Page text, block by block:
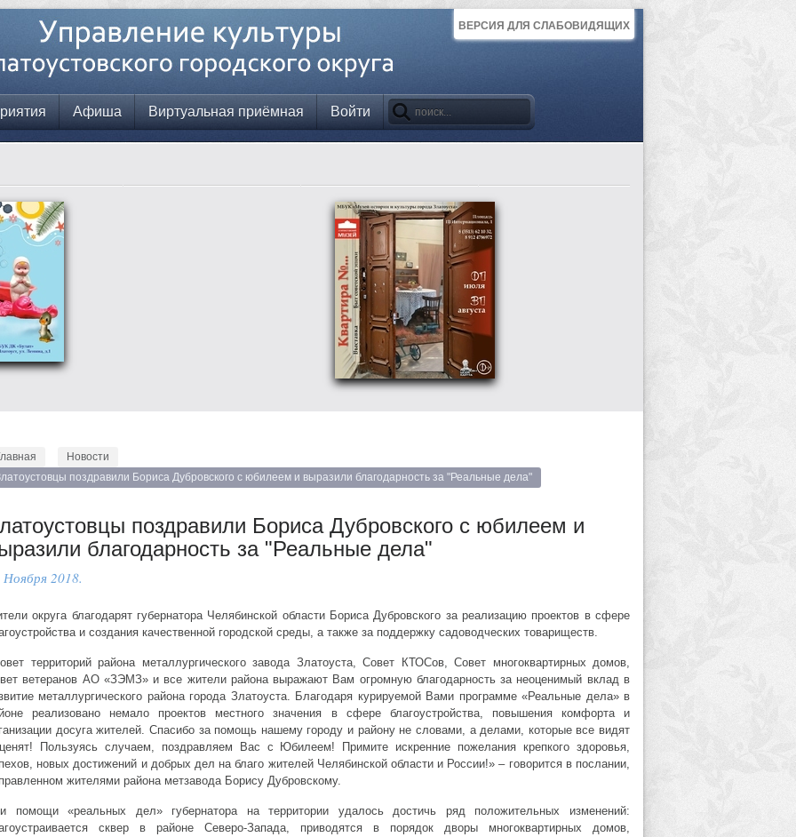
ВЕРСИЯ ДЛЯ СЛАБОВИДЯЩИХ
Афиша Виртуальная приёмная Войти
Новости
поздравили Бориса Дубровского с юбилеем и выразили благодарность за "Реальные дела"
поздравили Бориса Дубровского с юбилеем и
благодарность за "Реальные дела"
Ноября 2018.
округа благодарят губернатора Челябинской области Бориса Дубровского за реализацию проектов в сфере
и создания качественной городской среды, а также за поддержку садоводческих товариществ.
территорий района металлургического завода Златоуста, Совет КТОСов, Совет многоквартирных домов,
ветеранов АО «ЗЭМЗ» и все жители района выражают Вам огромную благодарность за неоценимый вклад в
металлургического района города Златоуста. Благодаря курируемой Вами программе «Реальные дела» в
реализовано немало проектов местного значения в сфере благоустройства, повышения комфорта и
досуга жителей. Спасибо за помощь нашему городу и району не словами, а делами, которые все видят
Пользуясь случаем, поздравляем Вас с Юбилеем! Примите искренние пожелания крепкого здоровья,
новых достижений и добрых дел на благо жителей Челябинской области и России!» – говорится в послании,
жителями района метзавода Борису Дубровскому.
помощи «реальных дел» губернатора на территории удалось достичь ряд положительных изменений:
сквер в районе Северо-Запада, приводятся в порядок дворы многоквартирных домов,